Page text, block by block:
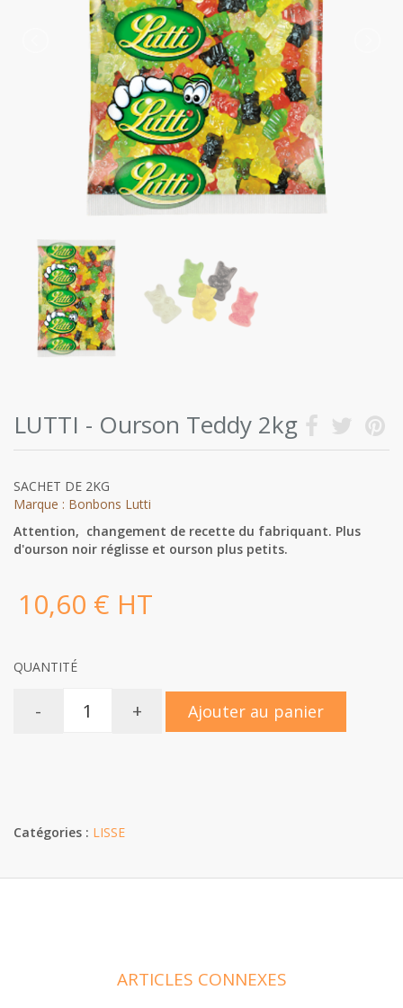
LUTTI - Ourson Teddy 2kg
SACHET DE 2KG
Marque : Bonbons Lutti
Attention, changement de recette du fabriquant. Plus
d'ourson noir réglisse et ourson plus petits.
10,60 € HT
QUANTITÉ
- + Ajouter au panier
Catégories : LISSE
ARTICLES CONNEXES